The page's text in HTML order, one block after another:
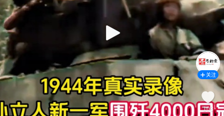
关注
108